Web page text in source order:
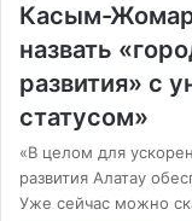
Касым-
назвать
развития» с
статусом»
«В целом для
развития Алатау
Уже сейчас можно